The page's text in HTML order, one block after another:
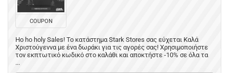
COUPON
Ho ho holy Sales! Το κατάστημα Stark Stores σας εύχεται Καλά
Χριστούγεννα με ένα δωράκι για τις αγορές σας! Χρησιμοποιήστε
τον εκπτωτικό κωδικό στο καλάθι και αποκτήστε -10% σε όλα τα
...